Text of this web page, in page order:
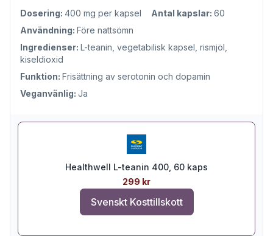
Dosering: 400 mg per kapsel Antal kapslar: 60
Användning: Före nattsömn
Ingredienser: L-teanin, vegetabilisk kapsel, rismjöl,
kiseldioxid
Funktion: Frisättning av serotonin och dopamin
Veganvänlig: Ja
Healthwell L-teanin 400, 60 kaps
299 kr
Svenskt Kosttillskott